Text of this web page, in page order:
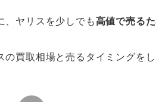
、ヤリスを少しでも高値で売る
の買取相場と売るタイミングを